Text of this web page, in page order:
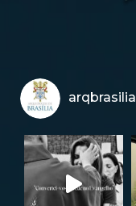
arqbrasilia